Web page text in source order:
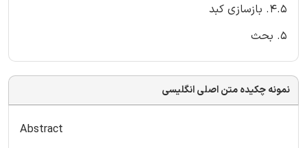
4.5. بازسازی کبد
5. بحث
نمونه چکیده متن اصلی انگلیسی
Abstract